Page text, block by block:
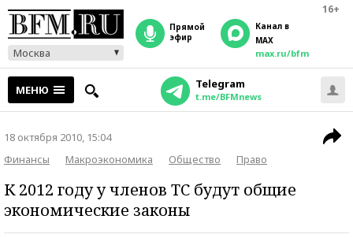
16+
Москва
прямой
эфир
Канал в
MAX
max.ru/bfm
МЕНЮ Telegram
t.me/BFMnews
18 октября 2010, 15:04
Финансы
Макроэкономика Общество Право
К 2012 году у членов ТС будут общие
экономические законы